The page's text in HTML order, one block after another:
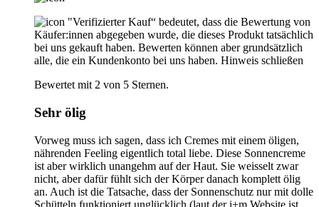
"Verifizierter Kauf“ bedeutet, dass die Bewertung von
Käufer:innen abgegeben wurde, die dieses Produkt tatsächlich
bei uns gekauft haben. Bewerten können aber grundsätzlich
alle, die ein Kundenkonto bei uns haben. Hinweis schließen
Bewertet mit 2 von 5 Sternen.
Sehr ölig
Vorweg muss ich sagen, dass ich Cremes mit einem öligen,
nährenden Feeling eigentlich total liebe. Diese Sonnencreme
ist aber wirklich unangehm auf der Haut. Sie weisselt zwar
nicht, aber dafür fühlt sich der Körper danach komplett ölig
an. Auch ist die Tatsache, dass der Sonnenschutz nur mit dolle
Schütteln funktioniert unglücklich (laut der i+m Website ist